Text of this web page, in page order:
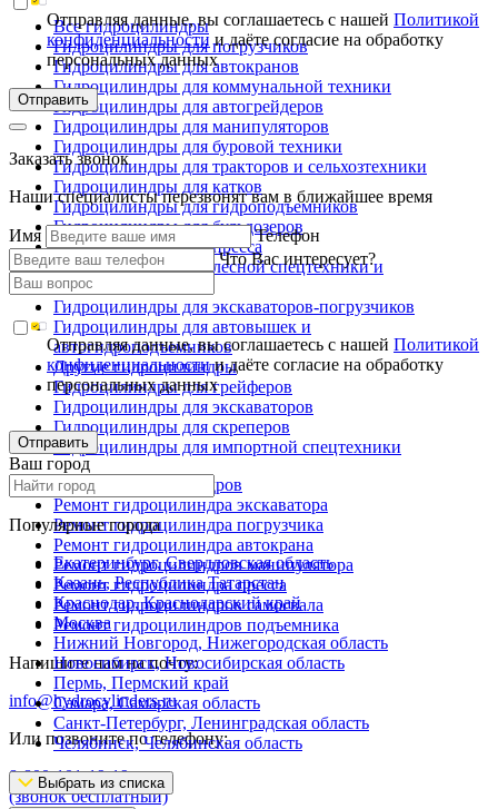
Все гидроцилиндры
Гидроцилиндры для погрузчиков
Гидроцилиндры для автокранов
Гидроцилиндры для коммунальной техники
Гидроцилиндры для автогрейдеров
Гидроцилиндры для манипуляторов
Гидроцилиндры для буровой техники
Гидроцилиндры для тракторов и сельхозтехники
Гидроцилиндры для катков
Гидроцилиндры для гидроподъемников
Гидроцилиндры для бульдозеров
Гидроцилиндры для пресса
Гидроцилиндры для лесной спецтехники и
металловозов
Гидроцилиндры для экскаваторов-погрузчиков
Гидроцилиндры для автовышек и
автогидроподъемников
Другие гидроцилиндры
Гидроцилиндры для грейферов
Гидроцилиндры для экскаваторов
Гидроцилиндры для скреперов
Гидроцилиндры для импортной спецтехники
Ремонт гидроцилиндров
Ремонт гидроцилиндра экскаватора
Ремонт гидроцилиндра погрузчика
Ремонт гидроцилиндра автокрана
Ремонт гидроцилиндров манипулятора
Ремонт гидроцилиндра пресса
Ремонт гидроцилиндров самосвала
Ремонт гидроцилиндров подъемника
Напишите нам на почту:
info@hydrocylinders.ru
Или позвоните по телефону:
8-800-101-19-19
(звонок бесплатный)
Отправляя данные, вы соглашаетесь с нашейПолитикой
конфиденциальностии даёте согласие на обработку
персональных данных
Отправить
Заказать звонок
Наши специалисты перезвонят вам в ближайшее время
Имя
Телефон
Что Вас интересует?
Отправляя данные, вы соглашаетесь с нашейПолитикой
конфиденциальностии даёте согласие на обработку
персональных данных
Отправить
Ваш город
Популярные города
Екатеринбург, Свердловская область
Казань, Республика Татарстан
Краснодар, Краснодарский край
Москва
Нижний Новгород, Нижегородская область
Новосибирск, Новосибирская область
Пермь, Пермский край
Самара, Самарская область
Санкт-Петербург, Ленинградская область
Челябинск, Челябинская область
Выбрать из списка